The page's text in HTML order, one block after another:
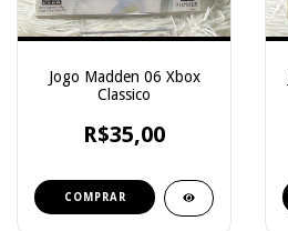
Jogo Madden 06 Xbox
Classico
R$35,00